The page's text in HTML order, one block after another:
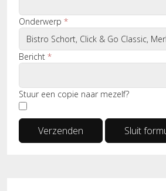
Onderwerp *
Bericht *
Stuur een copie naar mezelf?
Verzenden Sluit